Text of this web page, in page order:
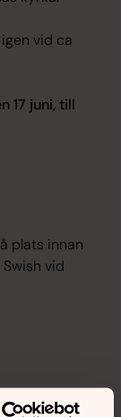
vid ca
17 juni, till
plats innan
vid
ske i